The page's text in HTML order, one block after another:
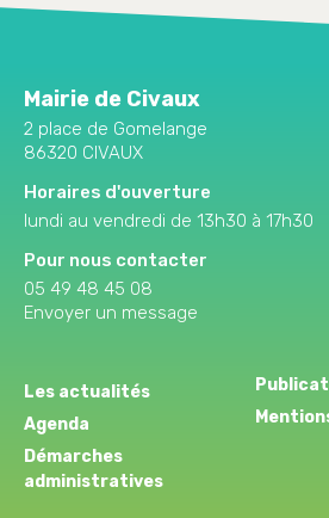
Mairie de Civaux
2 place de Gomelange
86320 CIVAUX
Horaires d'ouverture
lundi au vendredi de 13h30 à 17h30
Pour nous contacter
05 49 48 45 08
Envoyer un message
Les actualités
Agenda
Démarches
administratives